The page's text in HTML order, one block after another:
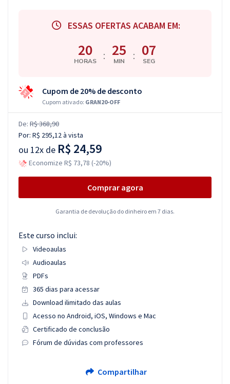
ESSAS OFERTAS ACABAM EM:
20
HORAS : 25
MIN : 06
SEG
Cupom de 20% de desconto
Cupom ativado: GRAN20-OFF
De: R$ 368,90
Por: R$ 295,12à vista
ou 12x de R$ 24,59
Economize R$ 73,78 (-20%)
Comprar agora
Garantia de devolução do dinheiro em 7 dias.
Este curso inclui:
Videoaulas
Audioaulas
PDFs
365 dias para acessar
Download ilimitado das aulas
Acesso no Android, iOS, Windows e Mac
Certificado de conclusão
Fórum de dúvidas com professores
Compartilhar